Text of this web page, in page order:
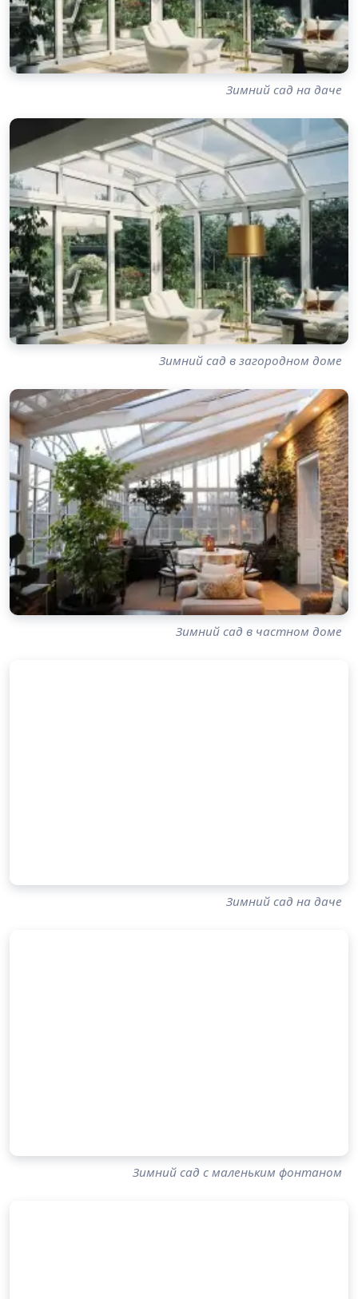
Зимний сад на даче
Зимний сад в загородном доме
Зимний сад в частном доме
Зимний сад на даче
Зимний сад с маленьким фонтаном